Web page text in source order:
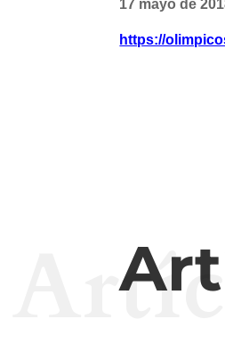
17 mayo de
https://